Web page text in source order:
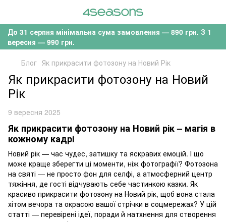
До 31 серпня мінімальна сума замовлення — 890 грн. З 1
вересня — 990 грн.
Блог Як прикрасити фотозону на Новий Рік
Як прикрасити фотозону на Новий
Рік
9 вересня 2025
Як прикрасити фотозону на Новий рік – магія в
кожному кадрі
Новий рік — час чудес, затишку та яскравих емоцій. І що
може краще зберегти ці моменти, ніж фотографії? Фотозона
на святі — не просто фон для селфі, а атмосферний центр
тяжіння, де гості відчувають себе частинкою казки. Як
красиво прикрасити фотозону на Новий рік, щоб вона стала
хітом вечора та окрасою вашої стрічки в соцмережах? У цій
статті — перевірені ідеї, поради й натхнення для створення